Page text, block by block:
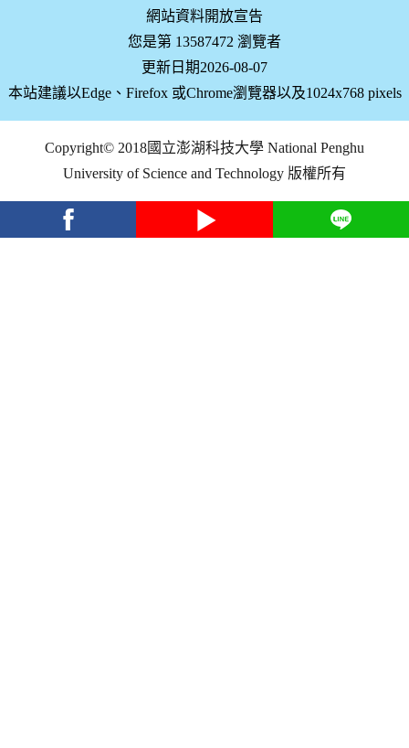
網站資料開放宣告
您是第 13587472 瀏覽者
更新日期2026-08-07
本站建議以Edge、Firefox 或Chrome瀏覽器以及1024x768 pixels
Copyright© 2018國立澎湖科技大學 National Penghu
University of Science and Technology 版權所有